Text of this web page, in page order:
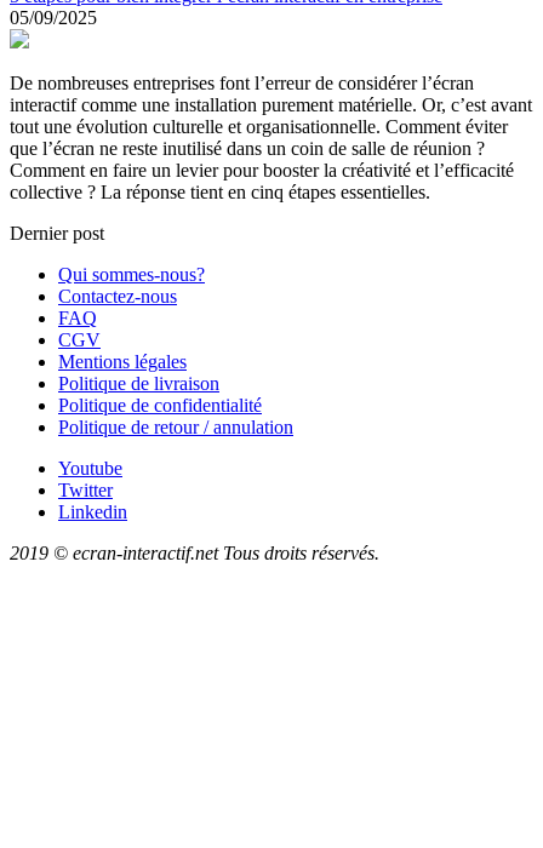
05/09/2025
De nombreuses entreprises font l’erreur de considérer l’écran
interactif comme une installation purement matérielle. Or, c’est avant
tout une évolution culturelle et organisationnelle. Comment éviter
que l’écran ne reste inutilisé dans un coin de salle de réunion ?
Comment en faire un levier pour booster la créativité et l’efficacité
collective ? La réponse tient en cinq étapes essentielles.
Dernier post
Qui sommes-nous?
Contactez-nous
FAQ
CGV
Mentions légales
Politique de livraison
Politique de confidentialité
Politique de retour / annulation
Youtube
Twitter
Linkedin
2019 © ecran-interactif.net Tous droits réservés.